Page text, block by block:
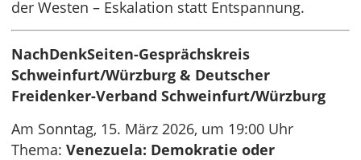
der Westen – Eskalation statt Entspannung.
NachDenkSeiten-Gesprächskreis
Schweinfurt/Würzburg & Deutscher
Freidenker-Verband Schweinfurt/Würzburg
Am Sonntag, 15. März 2026, um 19:00 Uhr
Thema: Venezuela: Demokratie oder